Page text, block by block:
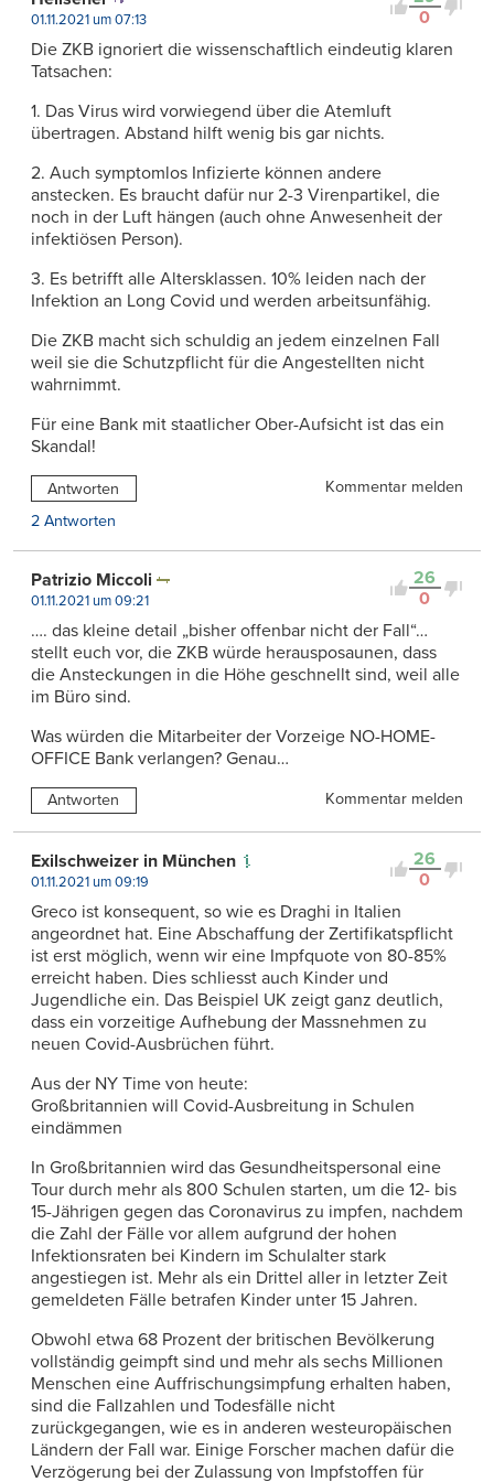
0
01.11.2021 um 07:13
Die ZKB ignoriert die wissenschaftlich eindeutig klaren
Tatsachen:
1. Das Virus wird vorwiegend über die Atemluft
übertragen. Abstand hilft wenig bis gar nichts.
2. Auch symptomlos Infizierte können andere
anstecken. Es braucht dafür nur 2-3 Virenpartikel, die
noch in der Luft hängen (auch ohne Anwesenheit der
infektiösen Person).
3. Es betrifft alle Altersklassen. 10% leiden nach der
Infektion an Long Covid und werden arbeitsunfähig.
Die ZKB macht sich schuldig an jedem einzelnen Fall
weil sie die Schutzpflicht für die Angestellten nicht
wahrnimmt.
Für eine Bank mit staatlicher Ober-Aufsicht ist das ein
Skandal!
Antworten
Kommentar melden
2 Antworten
26
0
Patrizio Miccoli
01.11.2021 um 09:21
…. das kleine detail „bisher offenbar nicht der Fall“…
stellt euch vor, die ZKB würde herausposaunen, dass
die Ansteckungen in die Höhe geschnellt sind, weil alle
im Büro sind.
Was würden die Mitarbeiter der Vorzeige NO-HOME-
OFFICE Bank verlangen? Genau…
Antworten Kommentar melden
26
0
Exilschweizer in München
01.11.2021 um 09:19
Greco ist konsequent, so wie es Draghi in Italien
angeordnet hat. Eine Abschaffung der Zertifikatspflicht
ist erst möglich, wenn wir eine Impfquote von 80-85%
erreicht haben. Dies schliesst auch Kinder und
Jugendliche ein. Das Beispiel UK zeigt ganz deutlich,
dass ein vorzeitige Aufhebung der Massnehmen zu
neuen Covid-Ausbrüchen führt.
Aus der NY Time von heute:
Großbritannien will Covid-Ausbreitung in Schulen
eindämmen
In Großbritannien wird das Gesundheitspersonal eine
Tour durch mehr als 800 Schulen starten, um die 12- bis
15-Jährigen gegen das Coronavirus zu impfen, nachdem
die Zahl der Fälle vor allem aufgrund der hohen
Infektionsraten bei Kindern im Schulalter stark
angestiegen ist. Mehr als ein Drittel aller in letzter Zeit
gemeldeten Fälle betrafen Kinder unter 15 Jahren.
Obwohl etwa 68 Prozent der britischen Bevölkerung
vollständig geimpft sind und mehr als sechs Millionen
Menschen eine Auffrischungsimpfung erhalten haben,
sind die Fallzahlen und Todesfälle nicht
zurückgegangen, wie es in anderen westeuropäischen
Ländern der Fall war. Einige Forscher machen dafür die
Verzögerung bei der Zulassung von Impfstoffen für